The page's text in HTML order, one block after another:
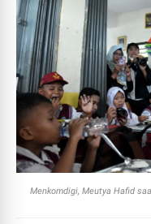
Menkomdigi, Meutya Hafid